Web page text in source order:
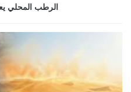
الرطب المحلي